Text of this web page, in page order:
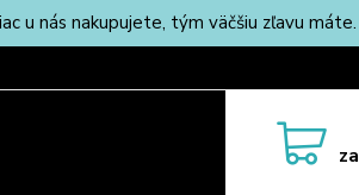
u nás nakupujete, tým väčšiu zľavu máte.
za